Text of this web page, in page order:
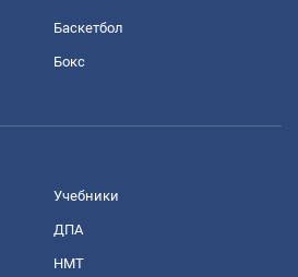
Баскетбол
Бокс
Учебники
ДПА
НМТ